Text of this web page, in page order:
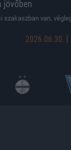
jövőben
szakaszban van,
2026.06.30. |